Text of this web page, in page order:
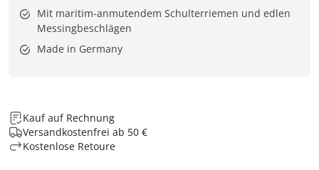
Mit maritim-anmutendem Schulterriemen und edlen
Messingbeschlägen
Made in Germany
Kauf auf Rechnung
Versandkostenfrei ab 50 €
Kostenlose Retoure